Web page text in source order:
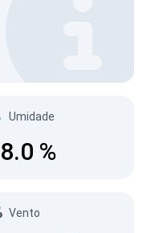
Umidade
%
Vento